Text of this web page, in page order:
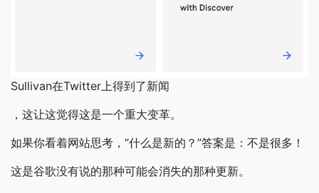
Sullivan在Twitter上得到了新闻
，这让这觉得这是一个重大变革。
如果你看着网站思考，“什么是新的？”答案是：不是很多！
这是谷歌没有说的那种可能会消失的那种更新。